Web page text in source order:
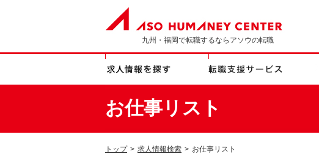
九州・福岡で転職するならアソウの転職
お仕事リスト
トップ > 求人情報検索 > お仕事リスト